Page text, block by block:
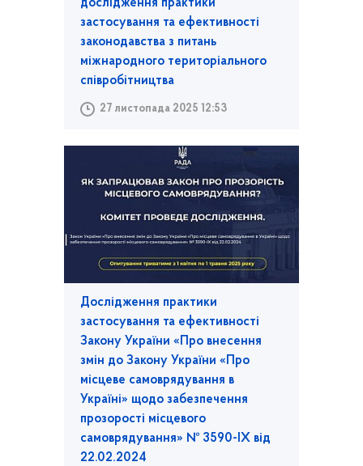
дослідження практики
застосування та ефективності
законодавства з питань
міжнародного територіального
співробітництва
27 листопада 2025 12:53
Дослідження практики
застосування та ефективності
Закону України «Про внесення
змін до Закону України «Про
місцеве самоврядування в
Україні» щодо забезпечення
прозорості місцевого
самоврядування» № 3590-IX від
22.02.2024